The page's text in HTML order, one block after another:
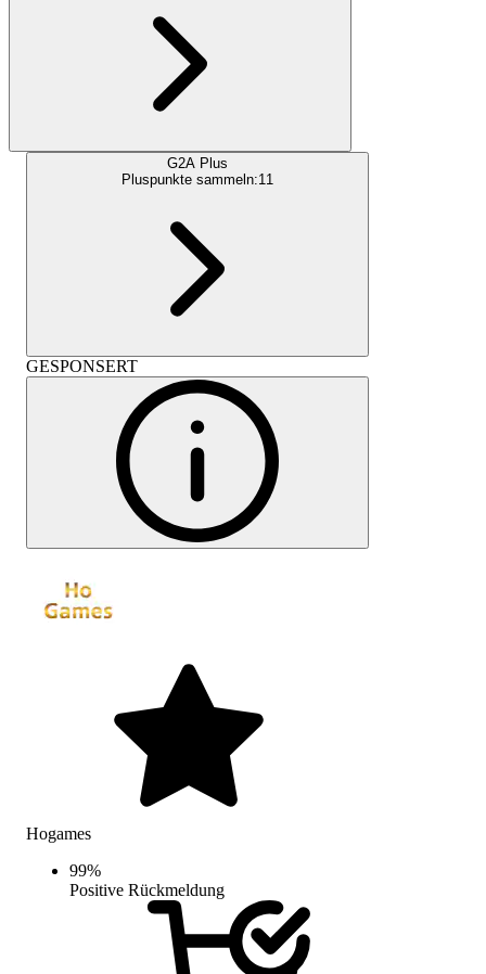
G2A Plus
Pluspunkte sammeln:11
GESPONSERT
Hogames
99%
Positive Rückmeldung